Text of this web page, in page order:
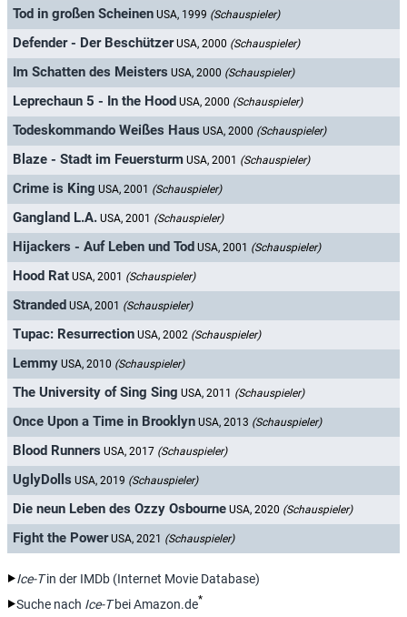
Tod in großen Scheinen USA, 1999 (Schauspieler)
Defender - Der Beschützer USA, 2000 (Schauspieler)
Im Schatten des Meisters USA, 2000 (Schauspieler)
Leprechaun 5 - In the Hood USA, 2000 (Schauspieler)
Todeskommando Weißes Haus USA, 2000 (Schauspieler)
Blaze - Stadt im Feuersturm USA, 2001 (Schauspieler)
Crime is King USA, 2001 (Schauspieler)
Gangland L.A. USA, 2001 (Schauspieler)
Hijackers - Auf Leben und Tod USA, 2001 (Schauspieler)
Hood Rat USA, 2001 (Schauspieler)
Stranded USA, 2001 (Schauspieler)
Tupac: Resurrection USA, 2002 (Schauspieler)
Lemmy USA, 2010 (Schauspieler)
The University of Sing Sing USA, 2011 (Schauspieler)
Once Upon a Time in Brooklyn USA, 2013 (Schauspieler)
Blood Runners USA, 2017 (Schauspieler)
UglyDolls USA, 2019 (Schauspieler)
Die neun Leben des Ozzy Osbourne USA, 2020 (Schauspieler)
Fight the Power USA, 2021 (Schauspieler)
Ice-Tin der IMDb (Internet Movie Database)
Suche nach Ice-Tbei Amazon.de*